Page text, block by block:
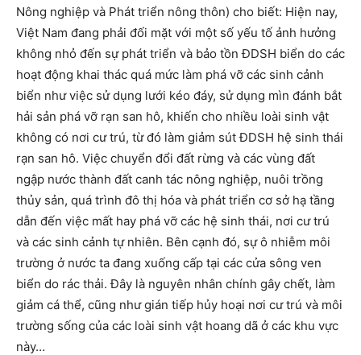
Nông nghiệp và Phát triển nông thôn) cho biết: Hiện nay,
Việt Nam đang phải đối mặt với một số yếu tố ảnh hưởng
không nhỏ đến sự phát triển và bảo tồn ÐDSH biển do các
hoạt động khai thác quá mức làm phá vỡ các sinh cảnh
biển như việc sử dụng lưới kéo đáy, sử dụng mìn đánh bắt
hải sản phá vỡ rạn san hô, khiến cho nhiều loài sinh vật
không có nơi cư trú, từ đó làm giảm sút ÐDSH hệ sinh thái
rạn san hô. Việc chuyển đổi đất rừng và các vùng đất
ngập nước thành đất canh tác nông nghiệp, nuôi trồng
thủy sản, quá trình đô thị hóa và phát triển cơ sở hạ tầng
dẫn đến việc mất hay phá vỡ các hệ sinh thái, nơi cư trú
và các sinh cảnh tự nhiên. Bên cạnh đó, sự ô nhiễm môi
trường ở nước ta đang xuống cấp tại các cửa sông ven
biển do rác thải. Ðây là nguyên nhân chính gây chết, làm
giảm cá thể, cũng như gián tiếp hủy hoại nơi cư trú và môi
trường sống của các loài sinh vật hoang dã ở các khu vực
này…